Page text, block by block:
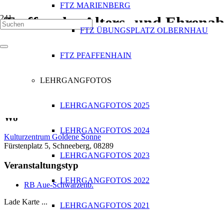
FTZ MARIENBERG
FTZ ÜBUNGSPLATZ OLBERNHAU
FTZ PFAFFENHAIN
LEHRGANGFOTOS
LEHRGANGFOTOS 2025
LEHRGANGFOTOS 2024
LEHRGANGFOTOS 2023
LEHRGANGFOTOS 2022
LEHRGANGFOTOS 2021
Treffen der Alters- und
Wann
10:00 - 13:00
Wo
Kulturzentrum Goldene Sonne
Fürstenplatz 5, Schneeberg, 08289
Veranstaltungstyp
RB Aue-Schwarzenb.
Lade Karte ...